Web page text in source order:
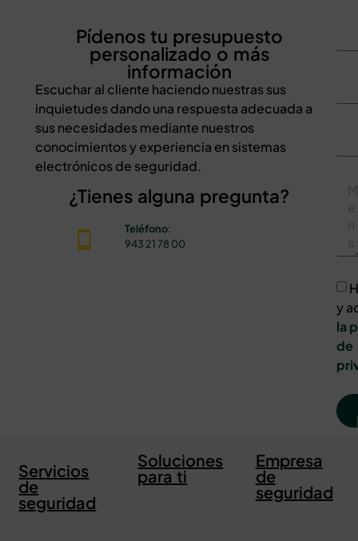
Pídenos tu presupuesto
personalizado o más
información
Escuchar al cliente haciendo nuestras sus
inquietudes dando una respuesta adecuada a
sus necesidades mediante nuestros
conocimientos y experiencia en sistemas
electrónicos de seguridad.
¿Tienes alguna pregunta?
Teléfono:
943 21 78 00
y
la
de
Servicios
de
seguridad
Soluciones
para ti
Empresa
de
seguridad